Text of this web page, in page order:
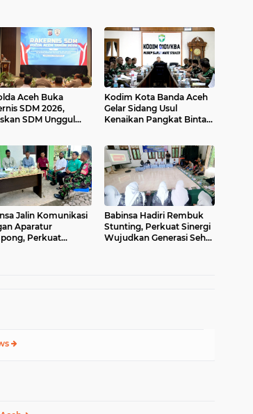
Aceh Buka
SDM 2026,
SDM Unggul
Kodim Kota Banda Aceh
Gelar Sidang Usul
Kenaikan Pangkat Bintara
Jalin Komunikasi
Aparatur
Perkuat
Babinsa Hadiri Rembuk
Stunting, Perkuat Sinergi
Wujudkan Generasi Sehat